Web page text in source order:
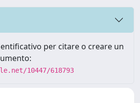
per citare o creare un
10447/618793